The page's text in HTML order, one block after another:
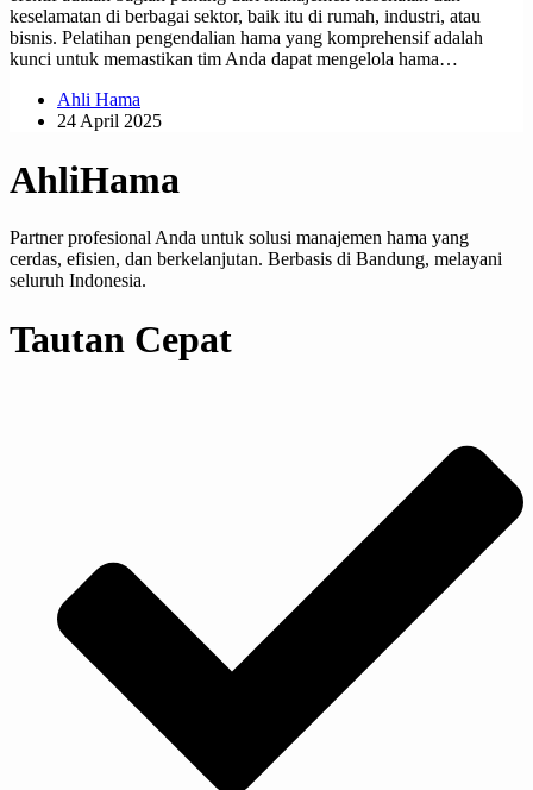
keselamatan di berbagai sektor, baik itu di rumah, industri, atau
bisnis. Pelatihan pengendalian hama yang komprehensif adalah
kunci untuk memastikan tim Anda dapat mengelola hama…
Ahli Hama
24 April 2025
AhliHama
Partner profesional Anda untuk solusi manajemen hama yang
cerdas, efisien, dan berkelanjutan. Berbasis di Bandung, melayani
seluruh Indonesia.
Tautan Cepat